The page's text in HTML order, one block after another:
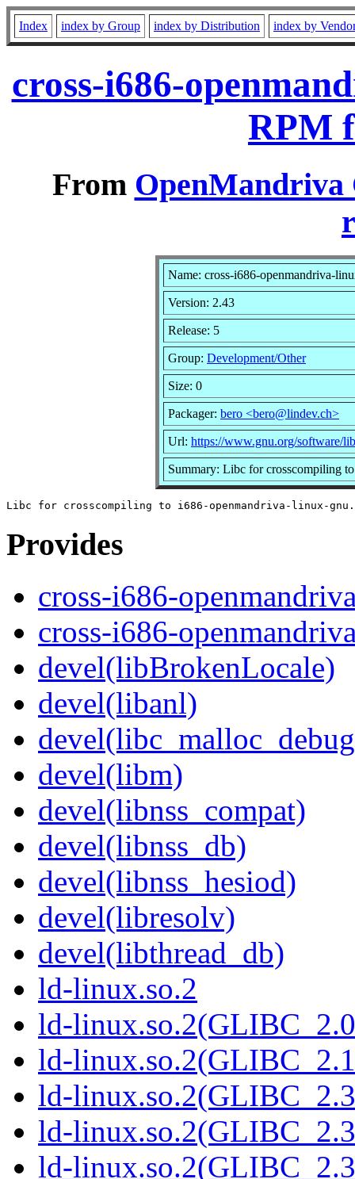
Index index by Group index by Distribution index by
cross-i686-
RPM
From OpenMandriva
Name: cross-i686-openmandriva-
Version: 2.43
Release: 5
Group: Development/Other
Size: 0
Packager: bero <bero@lindev.ch>
Url: https://www.gnu.org/software/
Summary: Libc for crosscompiling
Provides
cross-i686-
cross-i686-
devel(libBrokenLocale)
devel(libanl)
devel(libm)
devel(libnss_compat)
devel(libnss_db)
devel(libnss_hesiod)
devel(libresolv)
devel(libthread_db)
ld-linux.so.2
ld-
ld-
ld-
ld-
ld-